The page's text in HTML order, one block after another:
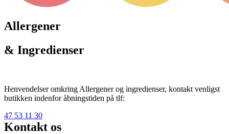
Allergener
& Ingredienser
Henvendelser omkring Allergener og ingredienser, kontakt venligst
butikken indenfor åbningstiden på tlf:
47 53 11 30
Kontakt os